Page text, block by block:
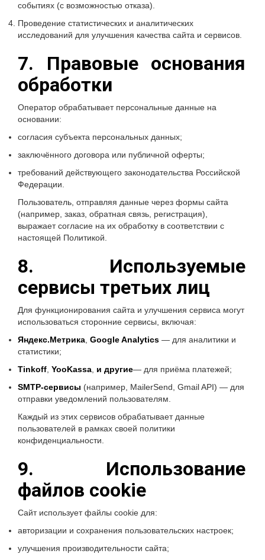
событиях (с возможностью отказа).
Проведение статистических и аналитических
исследований для улучшения качества сайта и сервисов.
7. Правовые основания
обработки
Оператор обрабатывает персональные данные на
основании:
согласия субъекта персональных данных;
заключённого договора или публичной оферты;
требований действующего законодательства Российской
Федерации.
Пользователь, отправляя данные через формы сайта
(например, заказ, обратная связь, регистрация),
выражает согласие на их обработку в соответствии с
настоящей Политикой.
8. Используемые
сервисы третьих лиц
Для функционирования сайта и улучшения сервиса могут
использоваться сторонние сервисы, включая:
Яндекс.Метрика Google Analytics — для аналитики и
статистики;
Tinkoff YooKassa и другие— для приёма платежей;
SMTP-сервисы (например, MailerSend, Gmail API) — для
отправки уведомлений пользователям.
Каждый из этих сервисов обрабатывает данные
пользователей в рамках своей политики
конфиденциальности.
9. Использование
файлов cookie
Сайт использует файлы cookie для:
авторизации и сохранения пользовательских настроек;
улучшения производительности сайта;